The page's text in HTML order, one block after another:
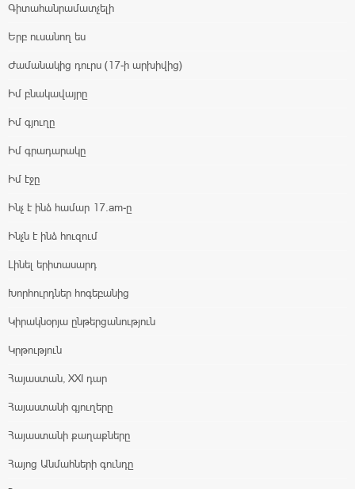
Գիտահանրամատչելի
Երբ ուսանող ես
Ժամանակից դուրս (17-ի արխիվից)
Իմ բնակավայրը
Իմ գյուղը
Իմ գրադարակը
Իմ էջը
Ինչ է ինձ համար 17.am-ը
Ինչն է ինձ հուզում
Լինել երիտասարդ
Խորհուրդներ հոգեբանից
Կիրակնօրյա ընթերցանություն
Կրթություն
Հայաստան, XXI դար
Հայաստանի գյուղերը
Հայաստանի քաղաքները
Հայոց Անմահների գունդը